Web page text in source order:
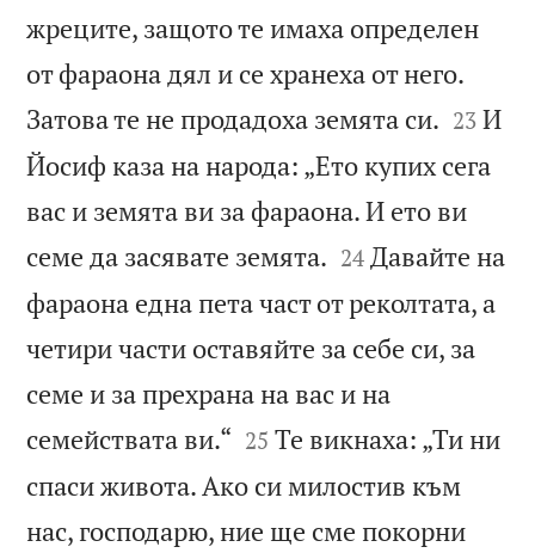
жреците, защото те имаха определен
от фараона дял и се хранеха от него.
Затова те не продадоха земята си. 

23 И
Йосиф каза на народа: „Ето купих сега
вас и земята ви за фараона. И ето ви
семе да засявате земята. 

24 Давайте на
фараона една пета част от реколтата, а
четири части оставяйте за себе си, за
семе и за прехрана на вас и на
семействата ви.“ 

25 Те викнаха: „Ти ни
спаси живота. Ако си милостив към
нас, господарю, ние ще сме покорни